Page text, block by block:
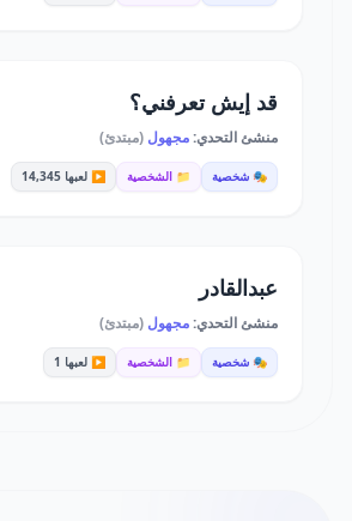
قد إيش تعرفني؟
منشئ التحدي:مجهول (مبتدئ)
🎭 شخصية 📁 الشخصية ▶️ لعبها 14,345
عبدالقادر
منشئ التحدي:مجهول (مبتدئ)
🎭 شخصية 📁 الشخصية ▶️ لعبها 1